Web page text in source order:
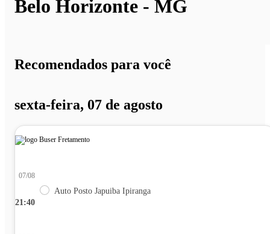
Belo Horizonte - MG
Recomendados para você
sexta-feira, 07 de agosto
21:40
07/08
Auto Posto Japuiba Ipiranga